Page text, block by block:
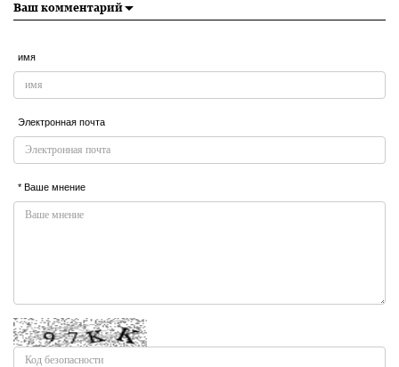
Ваш комментарий
имя
Электронная почта
* Ваше мнение